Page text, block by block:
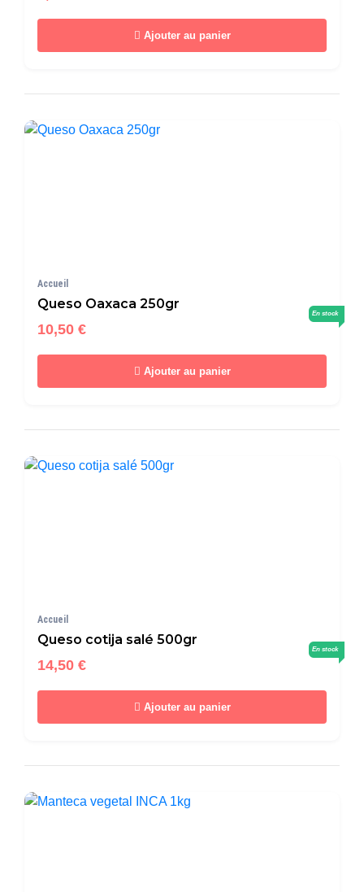
Ajouter au panier
Accueil
Queso Oaxaca 250gr
10,50 €
En stock
Ajouter au panier
Accueil
Queso cotija salé 500gr
14,50 €
En stock
Ajouter au panier